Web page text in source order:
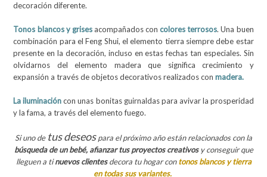
decoración diferente.
Tonos blancos y grisesacompañados con colores terrosos. Una buen
combinación para el Feng Shui, el elemento tierra siempre debe estar
presente en la decoración, incluso en estas fechas tan especiales. Sin
olvidarnos del elemento madera que significa crecimiento y
expansión a través de objetos decorativos realizados conmadera.
La iluminacióncon unas bonitas guirnaldas para avivar la prosperidad
y la fama, a través del elemento fuego.
Si uno de tus deseospara el próximo año están relacionados con la
búsqueda de un bebé, afianzar tus proyectos creativos y conseguir que
lleguen a tinuevos clientesdecora tu hogar contonos blancos y tierra
en todas sus variantes.